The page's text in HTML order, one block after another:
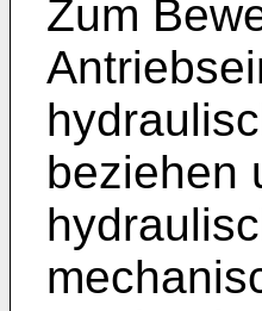
Zum
beziehen